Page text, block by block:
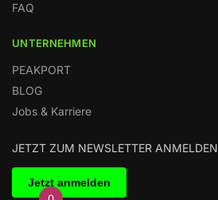
FAQ
UNTERNEHMEN
PEAKPORT
BLOG
Jobs & Karriere
JETZT ZUM NEWSLETTER ANMELDEN